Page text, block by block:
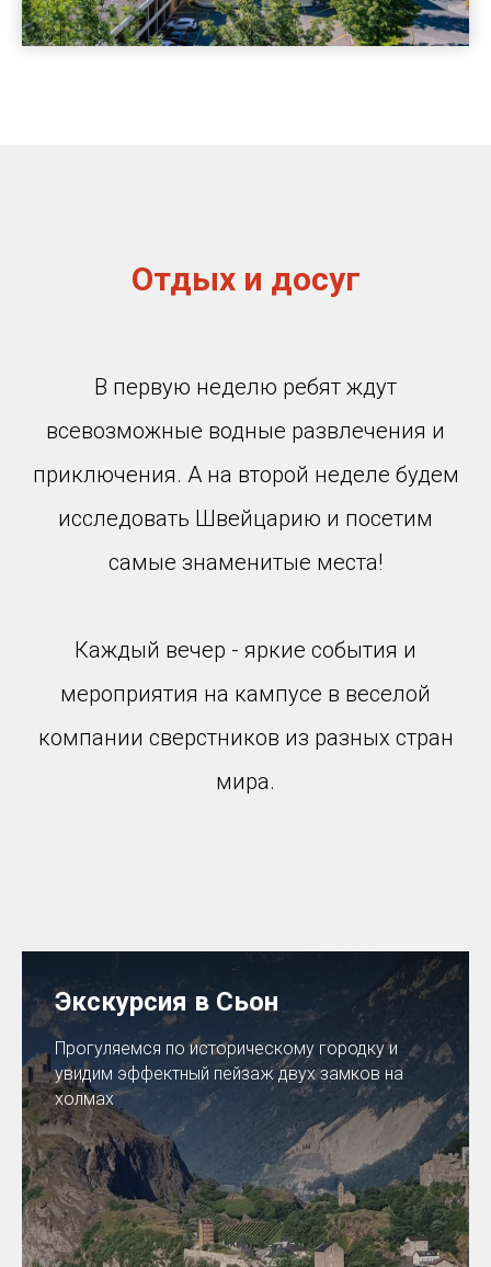
Отдых и досуг
В первую неделю ребят ждут
всевозможные водные развлечения и
приключения. А на второй неделе будем
исследовать Швейцарию и посетим
самые знаменитые места!
Каждый вечер - яркие события и
мероприятия на кампусе в веселой
компании сверстников из разных стран
мира.
Экскурсия в Сьон
Прогуляемся по историческому городку и
увидим эффектный пейзаж двух замков на
холмах